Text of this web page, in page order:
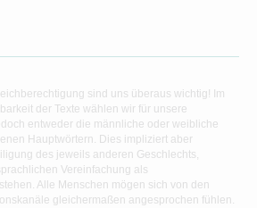
sind uns überaus wichtig! Im
der Texte wählen wir für unsere
entweder die männliche oder weibliche
Hauptwörtern. Dies impliziert aber
des jeweils anderen Geschlechts,
Vereinfachung als
Alle Menschen mögen sich von den
gleichermaßen angesprochen fühlen.